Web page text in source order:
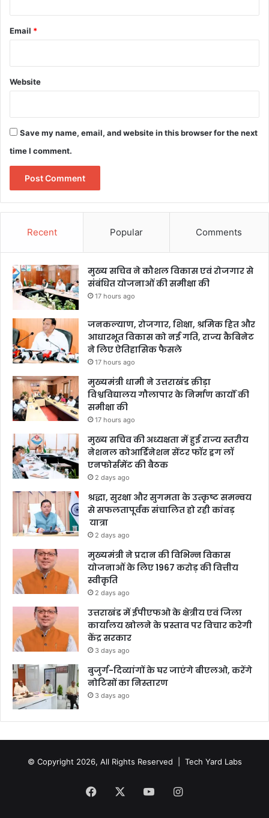
Email *
Website
Save my name, email, and website in this browser for the next
time I comment.
Recent Popular Comments
मुख्य सचिव ने कौशल विकास एवं रोजगार से
संबंधित योजनाओं की समीक्षा की
17 hours ago
जनकल्याण, रोजगार, शिक्षा, श्रमिक हित और
आधारभूत विकास को नई गति, राज्य कैबिनेट
ने लिए ऐतिहासिक फैसले
17 hours ago
मुख्यमंत्री धामी ने उत्तराखंड क्रीड़ा
विश्वविद्यालय गौलापार के निर्माण कार्यों की
समीक्षा की
17 hours ago
मुख्य सचिव की अध्यक्षता में हुई राज्य स्तरीय
नेशनल कोआर्डिनेशन सेंटर फॉर ड्रग लॉ
एनफोर्समेंट की बैठक
2 days ago
श्रद्धा, सुरक्षा और सुगमता के उत्कृष्ट समन्वय
से सफलतापूर्वक संचालित हो रही कांवड़
यात्रा
2 days ago
मुख्यमंत्री ने प्रदान की विभिन्न विकास
योजनाओं के लिए 1967 करोड़ की वित्तीय
स्वीकृति
2 days ago
उत्तराखंड में ईपीएफओ के क्षेत्रीय एवं जिला
कार्यालय खोलने के प्रस्ताव पर विचार करेगी
केंद्र सरकार
3 days ago
बुजुर्ग-दिव्यांगों के घर जाएंगे बीएलओ, करेंगे
नोटिसों का निस्तारण
3 days ago
© Copyright 2026, All Rights Reserved | Tech Yard Labs
Facebook YouTubeInstagram